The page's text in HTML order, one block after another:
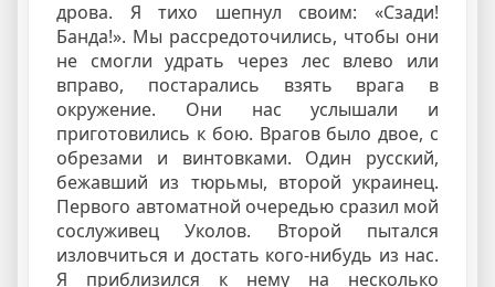
дрова. Я тихо шепнул своим: «Сзади!
Банда!». Мы рассредоточились, чтобы они
не смогли удрать через лес влево или
вправо, постарались взять врага в
окружение. Они нас услышали и
приготовились к бою. Врагов было двое, с
обрезами и винтовками. Один русский,
бежавший из тюрьмы, второй украинец.
Первого автоматной очередью сразил мой
сослуживец Уколов. Второй пытался
изловчиться и достать кого-нибудь из нас.
Я приблизился к нему на несколько